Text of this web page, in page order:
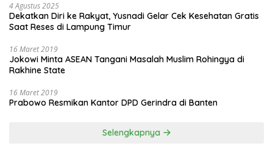
4 Agustus 2025
Dekatkan Diri ke Rakyat, Yusnadi Gelar Cek Kesehatan Gratis
Saat Reses di Lampung Timur
16 Maret 2019
Jokowi Minta ASEAN Tangani Masalah Muslim Rohingya di
Rakhine State
16 Maret 2019
Prabowo Resmikan Kantor DPD Gerindra di Banten
Selengkapnya